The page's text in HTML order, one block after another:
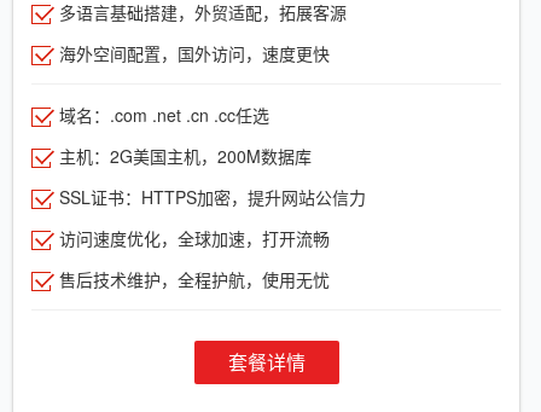
多语言基础搭建，外贸适配，拓展客源
海外空间配置，国外访问，速度更快
域名：.com .net .cn .cc任选
主机：2G美国主机，200M数据库
SSL证书：HTTPS加密，提升网站公信力
访问速度优化，全球加速，打开流畅
售后技术维护，全程护航，使用无忧
套餐详情